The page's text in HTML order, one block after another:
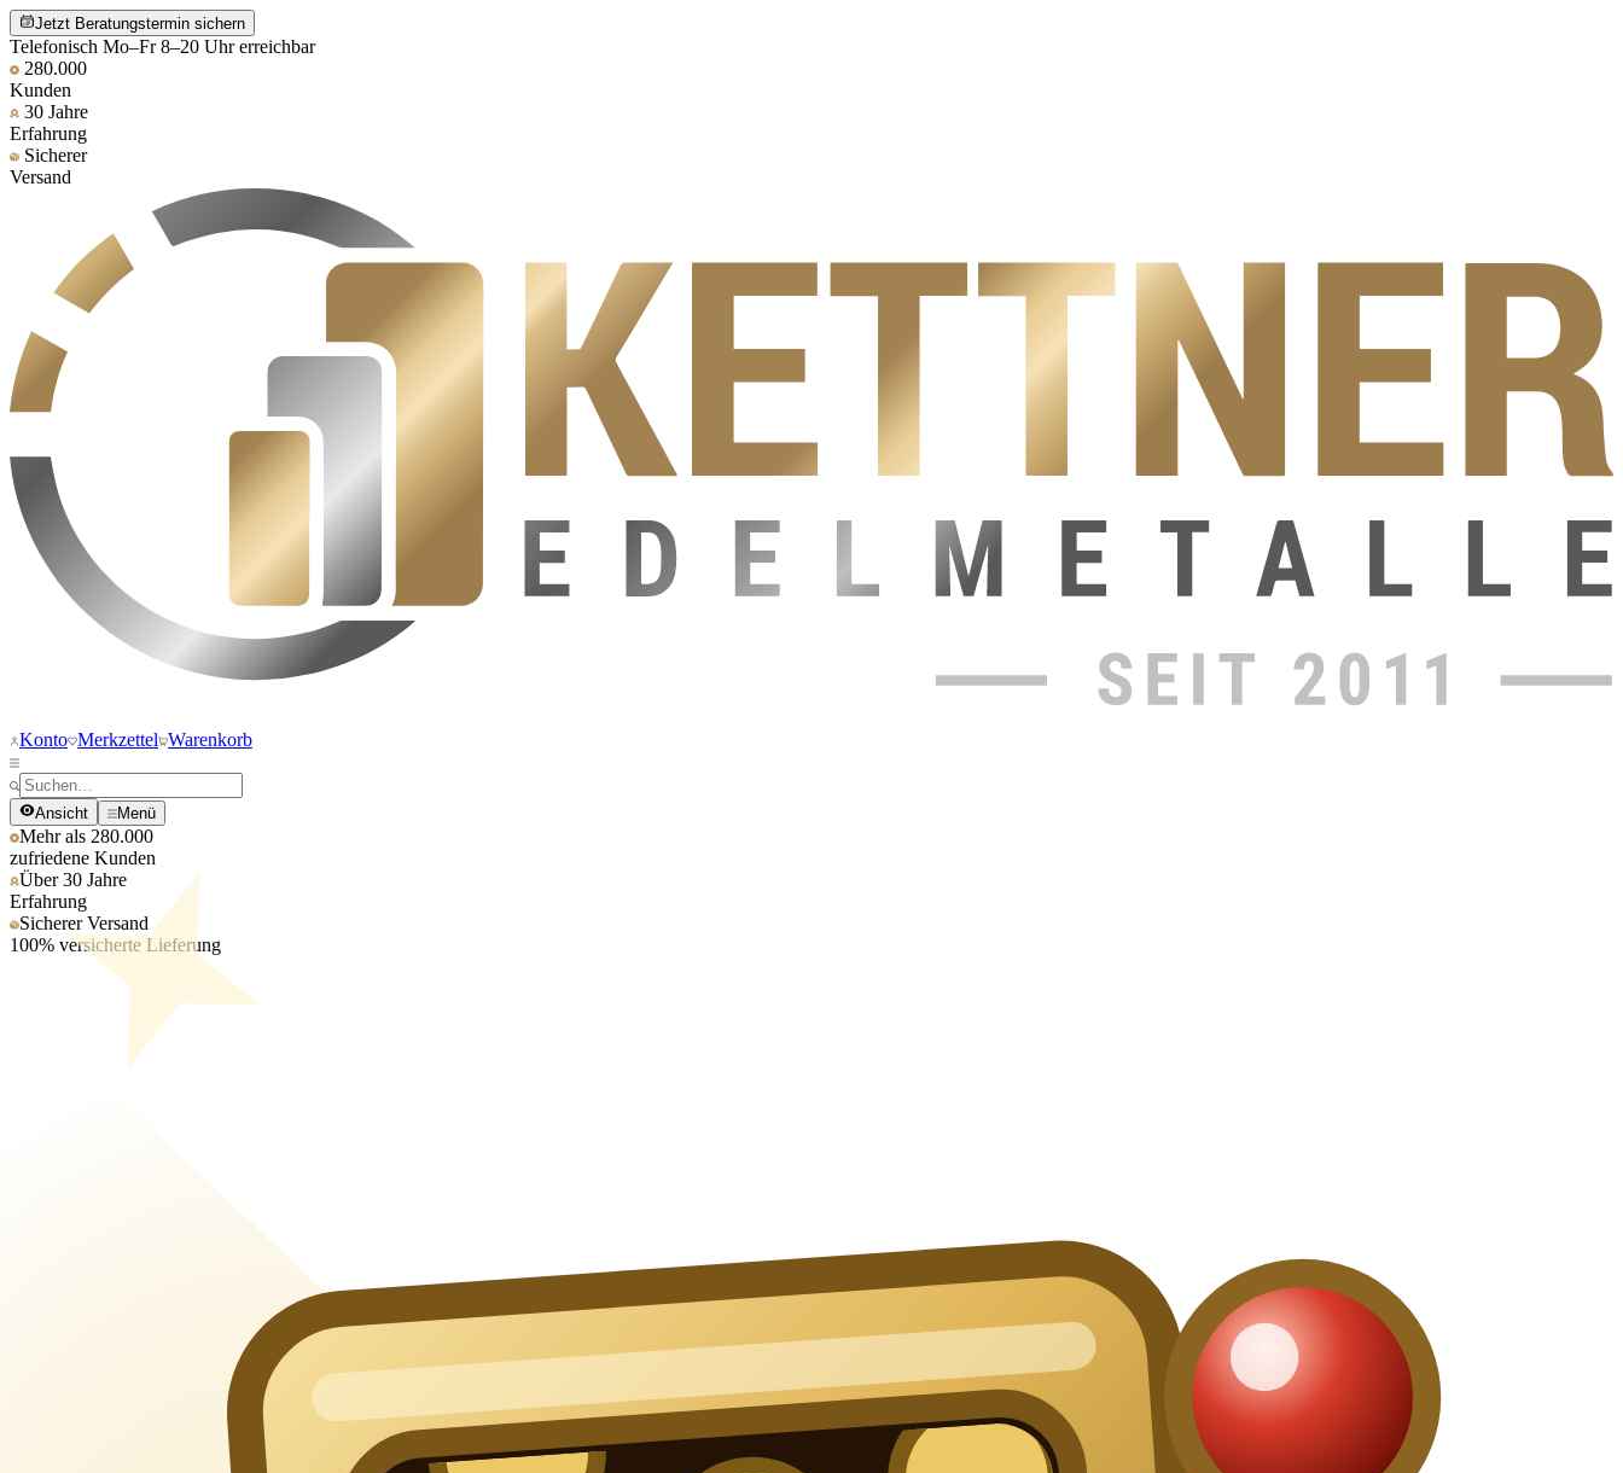
Jetzt Beratungstermin sichern
Telefonisch Mo–Fr 8–20 Uhr erreichbar
280.000
Kunden
30 Jahre
Erfahrung
Sicherer
Versand
Konto Merkzettel Warenkorb
Ansicht Menü
Mehr als 280.000
zufriedene Kunden
Über 30 Jahre
Erfahrung
Sicherer Versand
100% versicherte Lieferung